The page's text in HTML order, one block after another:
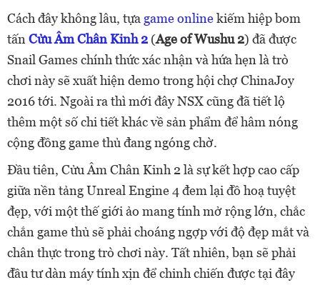
Cách đây không lâu, tựa game onlinekiếm hiệp bom
tấn Cửu Âm Chân Kinh 2 (Age of Wushu 2) đã được
Snail Games chính thức xác nhận và hứa hẹn là trò
chơi này sẽ xuất hiện demo trong hội chợ ChinaJoy
2016 tới. Ngoài ra thì mới đây NSX cũng đã tiết lộ
thêm một số chi tiết khác về sản phẩm để hâm nóng
cộng đồng game thủ đang ngóng chờ.
Đầu tiên, Cửu Âm Chân Kinh 2 là sự kết hợp cao cấp
giữa nền tảng Unreal Engine 4 đem lại đồ hoạ tuyệt
đẹp, với một thế giới ảo mang tính mở rộng lớn, chắc
chắn game thủ sẽ phải choáng ngợp với độ đẹp mắt và
chân thực trong trò chơi này. Tất nhiên, bạn sẽ phải
đầu tư dàn máy tính xịn để chinh chiến được tại đây